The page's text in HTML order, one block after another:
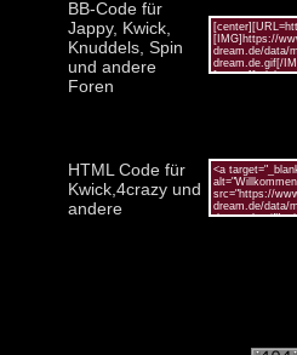
BB-Code für
Jappy, Kwick,
Knuddels, Spin
und andere
Foren
HTML Code für
Kwick,4crazy und
andere